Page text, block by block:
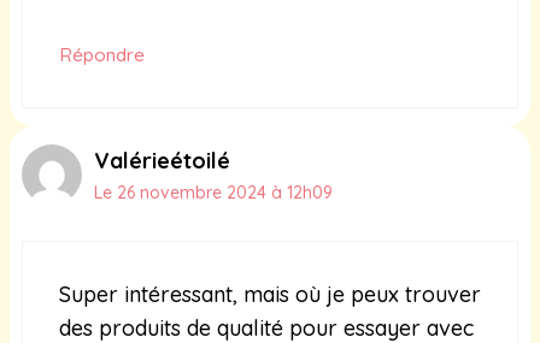
Répondre
Valérieétoilé
Le 26 novembre 2024 à 12h09
Super intéressant, mais où je peux trouver
des produits de qualité pour essayer avec